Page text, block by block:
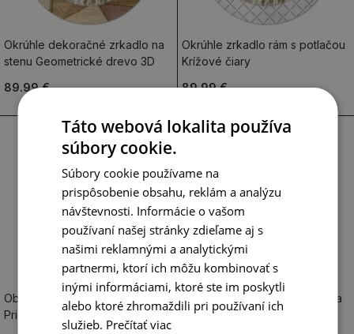
Okrúhle dekoračné zrkadlo na
stenu Geometrické drevo 3D
89.99 €
Okrúhle zrkadlo rám s potlačou
Krížové čiary
89.99 €
Obdĺžnikové ozdobné zrkadlo
Priečny rez kmeňa stromu
Okrúhle dekoračné zrkadlo na
stenu Lineárne zloženie
Táto webová lokalita používa
súbory cookie.
Súbory cookie používame na
prispôsobenie obsahu, reklám a analýzu
návštevnosti. Informácie o vašom
používaní našej stránky zdieľame aj s
našimi reklamnými a analytickými
partnermi, ktorí ich môžu kombinovať s
inými informáciami, ktoré ste im poskytli
alebo ktoré zhromaždili pri používaní ich
služieb. Prečítať viac